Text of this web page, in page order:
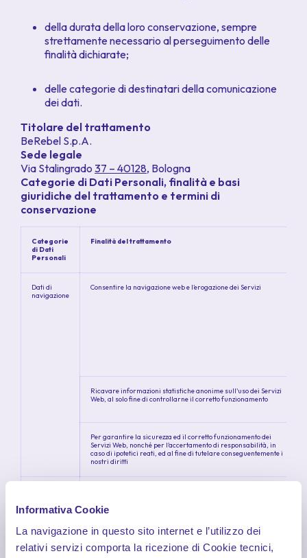
Informativa Cookie
La navigazione in questo sito internet e l’utilizzo dei
relativi servizi comporta la ricezione di Cookie tecnici,
della durata della loro conservazione, sempre
strettamente necessario al perseguimento delle
finalità dichiarate;
delle categorie di destinatari della comunicazione
dei dati.
Titolare del trattamento
BeRebel S.p.A.
Sede legale
Via Stalingrado 37 – 40128, Bologna
Categorie di Dati Personali, finalità e basi
giuridiche del trattamento e termini di
conservazione
Categorie
di Dati
Personali
Finalità del trattamento
Dati di
navigazione
Consentire la navigazione web e l’erogazione dei Servizi
Ricavare informazioni statistiche anonime sull'uso dei Servizi
Web, al solo fine di controllarne il corretto funzionamento
Per garantire la sicurezza ed il corretto funzionamento dei
Servizi Web, nonché per l'accertamento di responsabilità, in
caso di ipotetici reati, ed al fine di tutelare conseguentemente i
nostri diritti
erogazione
dei Servizi
trattamento tra:
all’Area e ai dati con finalità di controllo delle
BeRebel S.p.A.: costruisce e gestisce l’Area, ha accesso